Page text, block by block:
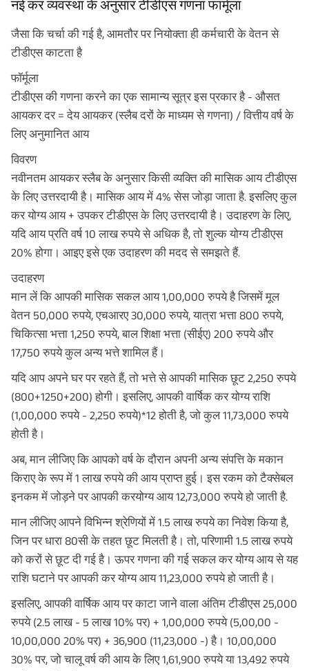
नई कर व्यवस्था के अनुसार टीडीएस गणना फार्मूला
जैसा कि चर्चा की गई है, आमतौर पर नियोक्ता ही कर्मचारी के वेतन से
टीडीएस काटता है
फॉर्मूला
टीडीएस की गणना करने का एक सामान्य सूत्र इस प्रकार है - औसत
आयकर दर = देय आयकर (स्लैब दरों के माध्यम से गणना) / वित्तीय वर्ष के
लिए अनुमानित आय
विवरण
नवीनतम आयकर स्लैब के अनुसार किसी व्यक्ति की मासिक आय टीडीएस
के लिए उत्तरदायी है। मासिक आय में 4% सेस जोड़ा जाता है. इसलिए कुल
कर योग्य आय + उपकर टीडीएस के लिए उत्तरदायी है। उदाहरण के लिए,
यदि आय प्रति वर्ष 10 लाख रुपये से अधिक है, तो शुल्क योग्य टीडीएस
20% होगा। आइए इसे एक उदाहरण की मदद से समझते हैं.
उदाहरण
मान लें कि आपकी मासिक सकल आय 1,00,000 रुपये है जिसमें मूल
वेतन 50,000 रुपये, एचआरए 30,000 रुपये, यात्रा भत्ता 800 रुपये,
चिकित्सा भत्ता 1,250 रुपये, बाल शिक्षा भत्ता (सीईए) 200 रुपये और
17,750 रुपये कुल अन्य भत्ते शामिल हैं।
यदि आप अपने घर पर रहते हैं, तो भत्ते से आपकी मासिक छूट 2,250 रुपये
(800+1250+200) होगी। इसलिए, आपकी वार्षिक कर योग्य राशि
(1,00,000 रुपये - 2,250 रुपये)*12 होती है, जो कुल 11,73,000 रुपये
होती है।
अब, मान लीजिए कि आपको वर्ष के दौरान अपनी अन्य संपत्ति के मकान
किराए के रूप में 1 लाख रुपये की आय प्राप्त हुई। इस रकम को टैक्सेबल
इनकम में जोड़ने पर आपकी करयोग्य आय 12,73,000 रुपये हो जाती है.
मान लीजिए आपने विभिन्न श्रेणियों में 1.5 लाख रुपये का निवेश किया है,
जिन पर धारा 80सी के तहत छूट मिलती है। तो, परिणामी 1.5 लाख रुपये
को करों से छूट दी गई है। ऊपर गणना की गई सकल कर योग्य आय से यह
राशि घटाने पर आपकी कर योग्य आय 11,23,000 रुपये हो जाती है।
इसलिए, आपकी वार्षिक आय पर काटा जाने वाला अंतिम टीडीएस 25,000
रुपये (2.5 लाख - 5 लाख 10% पर) + 1,00,000 रुपये (5,00,00 -
10,00,000 20% पर) + 36,900 (11,23,000 -) है। 10,00,000
30% पर, जो चालू वर्ष की आय के लिए 1,61,900 रुपये या 13,492 रुपये